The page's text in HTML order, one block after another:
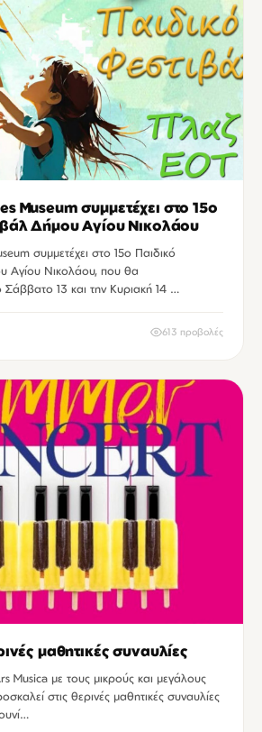
Museum συμμετέχει στο 15ο
Δήμου Αγίου Νικολάου
συμμετέχει στο 15ο Παιδικό
Αγίου Νικολάου, που θα
Σάββατο 13 και την Κυριακή 14 …
613 προβολές
μαθητικές συναυλίες
Musica με τους μικρούς και μεγάλους
στις θερινές μαθητικές συναυλίες